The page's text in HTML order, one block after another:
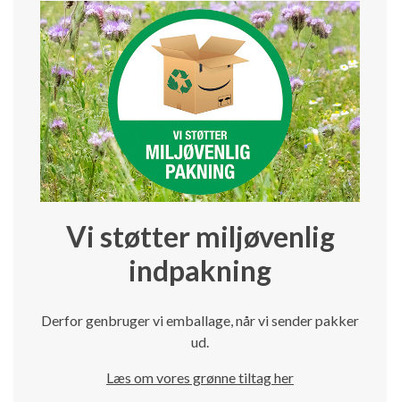
Vi støtter miljøvenlig
indpakning
Derfor genbruger vi emballage, når vi sender pakker
ud.
Læs om vores grønne tiltag her